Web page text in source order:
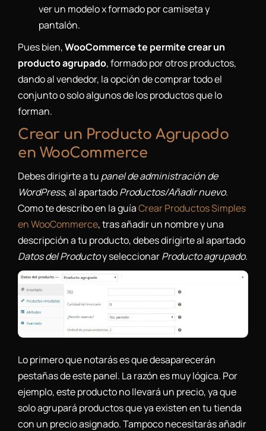
ver un modelo x formado por camiseta y
pantalón.
Pues bien,WooCommerce te permite crear un
producto agrupado, formado por otros productos,
dando al vendedor, la opción de comprar todo el
conjunto o solo algunos de los productos que lo
forman.
Crear un Producto Agrupado
en WooCommerce
Debes dirigirte a tu panel de administración de
WordPress, al apartadoProductos/Añadir nuevo.
Como te describo en la guíaCrear Productos Simples
en WooCommerce, tras añadir un nombre y una
descripción a tu producto, debes dirigirte al apartado
Datos del Productoy seleccionarProducto agrupado.
Lo primero que notarás es que desaparecerán
pestañas de este panel. La razón es muy lógica. Por
ejemplo, este producto no llevará un precio, ya que
solo agrupará productos que ya existen en tu tienda
con un precio asignado. Tampoco necesitarás añadir